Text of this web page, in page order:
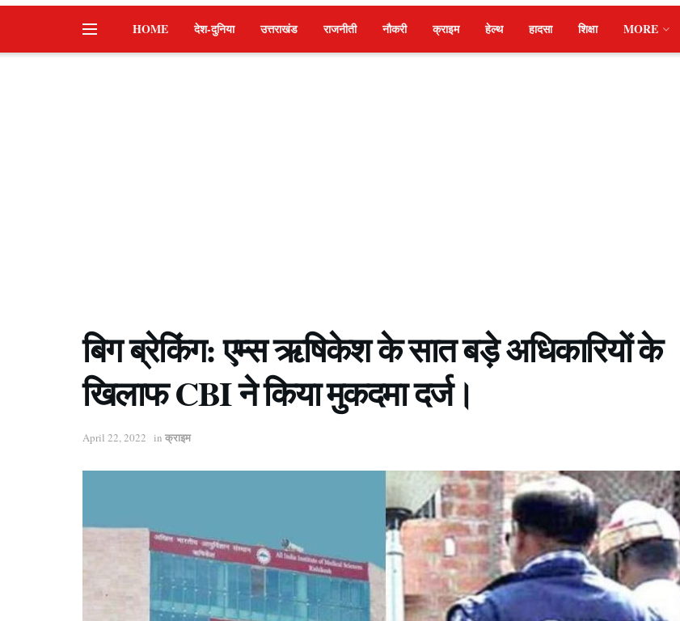
HOME देश-दुनिया उत्तराखंड राजनीती नौकरी क्राइम हेल्थ हादसा शिक्षा MORE
बिग ब्रेकिंग: एम्स ऋषिकेश के सात बड़े अधिकारियों के
खिलाफ CBI ने किया मुकदमा दर्ज।
April 22, 2022 in क्राइम